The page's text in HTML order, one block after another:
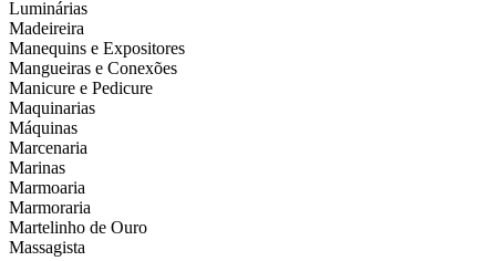
Luminárias
Madeireira
Manequins e Expositores
Mangueiras e Conexões
Manicure e Pedicure
Maquinarias
Máquinas
Marcenaria
Marinas
Marmoaria
Marmoraria
Martelinho de Ouro
Massagista